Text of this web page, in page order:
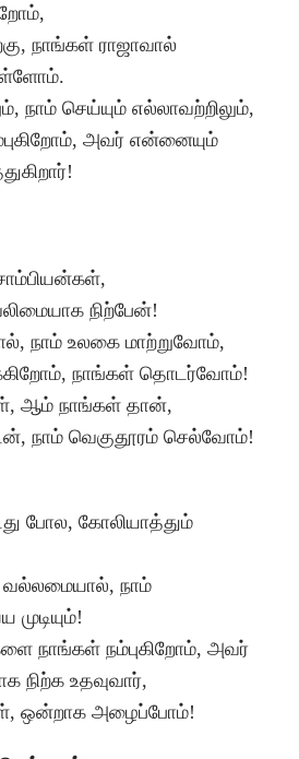
நாங்கள் ராஜாவால்
நாம் செய்யும் எல்லாவற்றிலும்,
அவர் என்னையும்
நிற்பேன்!
நாம் உலகை மாற்றுவோம்,
நாங்கள் தொடர்வோம்!
ஆம் நாங்கள் தான்,
நாம் வெகுதூரம் செல்வோம்!
போல, கோலியாத்தும்
நாம்
நாங்கள் நம்புகிறோம், அவர்
நிற்க உதவுவார்,
ஒன்றாக அழைப்போம்!